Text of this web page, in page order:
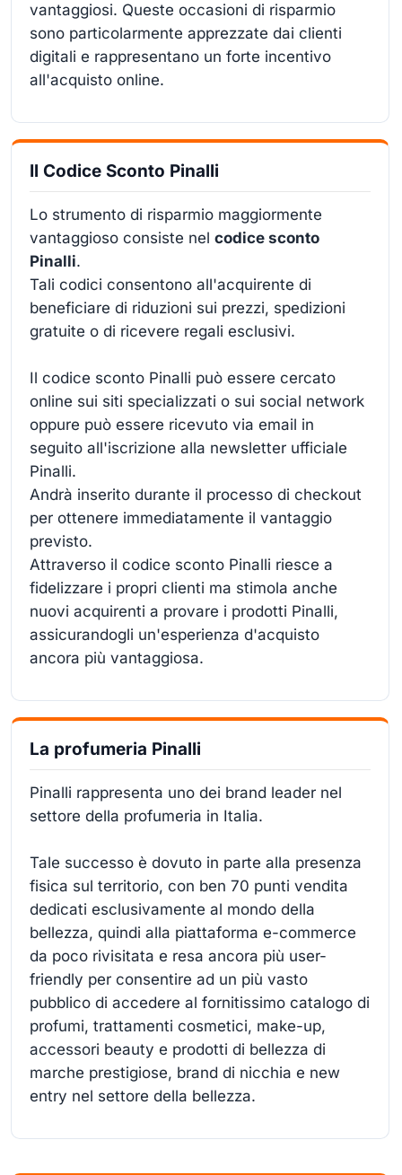
vantaggiosi. Queste occasioni di risparmio
sono particolarmente apprezzate dai clienti
digitali e rappresentano un forte incentivo
all'acquisto online.
Il Codice Sconto Pinalli
Lo strumento di risparmio maggiormente
vantaggioso consiste nel codice sconto
Pinalli.
Tali codici consentono all'acquirente di
beneficiare di riduzioni sui prezzi, spedizioni
gratuite o di ricevere regali esclusivi.
Il codice sconto Pinalli può essere cercato
online sui siti specializzati o sui social network
oppure può essere ricevuto via email in
seguito all'iscrizione alla newsletter ufficiale
Pinalli.
Andrà inserito durante il processo di checkout
per ottenere immediatamente il vantaggio
previsto.
Attraverso il codice sconto Pinalli riesce a
fidelizzare i propri clienti ma stimola anche
nuovi acquirenti a provare i prodotti Pinalli,
assicurandogli un'esperienza d'acquisto
ancora più vantaggiosa.
La profumeria Pinalli
Pinalli rappresenta uno dei brand leader nel
settore della profumeria in Italia.
Tale successo è dovuto in parte alla presenza
fisica sul territorio, con ben 70 punti vendita
dedicati esclusivamente al mondo della
bellezza, quindi alla piattaforma e-commerce
da poco rivisitata e resa ancora più user-
friendly per consentire ad un più vasto
pubblico di accedere al fornitissimo catalogo di
profumi, trattamenti cosmetici, make-up,
accessori beauty e prodotti di bellezza di
marche prestigiose, brand di nicchia e new
entry nel settore della bellezza.